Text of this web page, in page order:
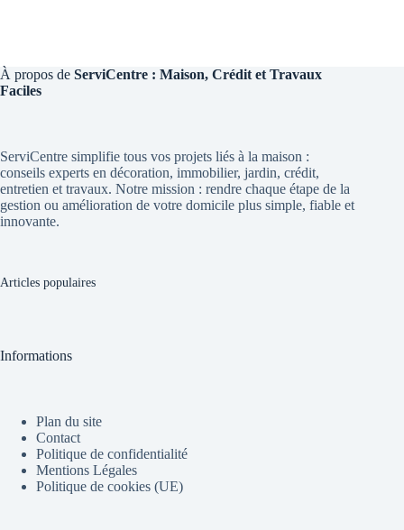
À propos de ServiCentre : Maison, Crédit et Travaux
Faciles
ServiCentre simplifie tous vos projets liés à la maison :
conseils experts en décoration, immobilier, jardin, crédit,
entretien et travaux. Notre mission : rendre chaque étape de la
gestion ou amélioration de votre domicile plus simple, fiable et
innovante.
Articles populaires
Informations
Plan du site
Contact
Politique de confidentialité
Mentions Légales
Politique de cookies (UE)